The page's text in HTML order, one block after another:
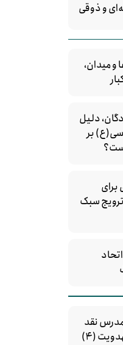
و ذوقی
و میدان،
دلیل
بر
برای
سبک
نقد
(۴)